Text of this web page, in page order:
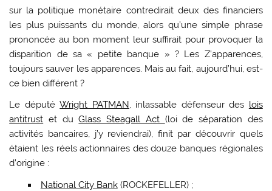
sur la politique monétaire contredirait deux des financiers
les plus puissants du monde, alors qu’une simple phrase
prononcée au bon moment leur suffirait pour provoquer la
disparition de sa « petite banque » ? Les Z’apparences,
toujours sauver les apparences. Mais au fait, aujourd’hui, est-
ce bien différent ?
Le députéWright PATMAN, inlassable défenseur des lois
antitrust et duGlass Steagall Act (loi de séparation des
activités bancaires, j’y reviendrai), finit par découvrir quels
étaient les réels actionnaires des douze banques régionales
d’origine :
National City Bank(ROCKEFELLER) ;